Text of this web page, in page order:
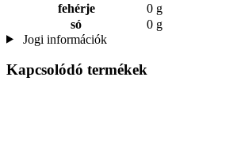
fehérje
0 g
só
0 g
Jogi információk
Kapcsolódó termékek